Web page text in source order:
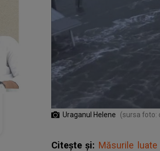
Uraganul Helene (sursa foto:
Citește și: Măsurile